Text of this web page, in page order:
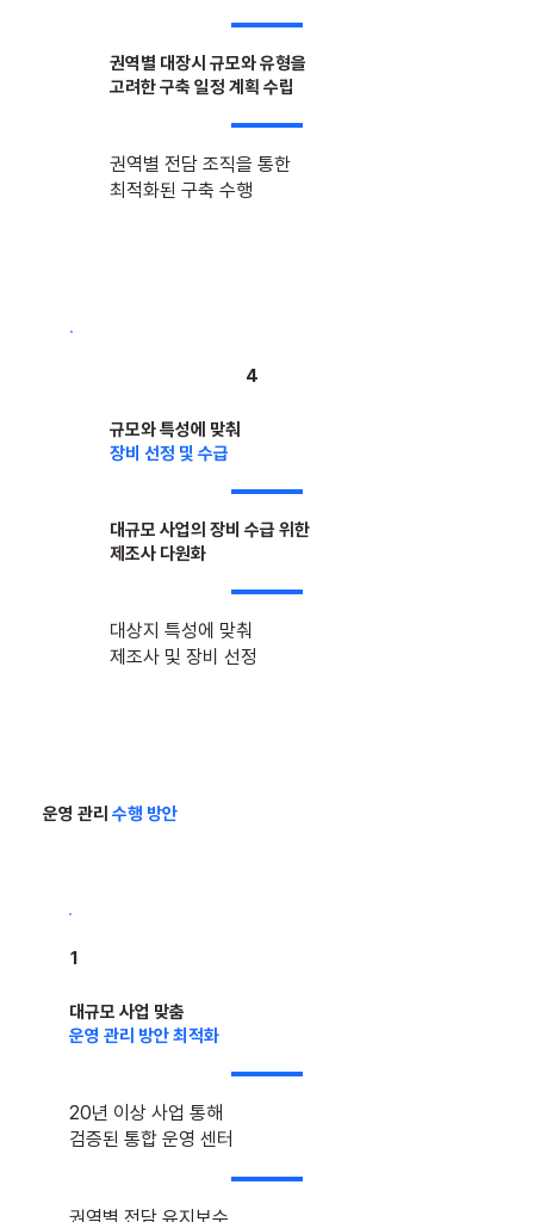
권역별 대장시 규모와 유형을
고려한 구축 일정 계획 수립
권역별 전담 조직을 통한
​최적화된 구축 수행
4
규모와 특성에 맞춰
장비 선정 및 수급
대규모 사업의 장비 수급 위한
제조사 다원화
대상지 특성에 맞춰
제조사 및 장비 선정
1
대규모 사업 맞춤
운영 관리 방안 최적화
20년 이상 사업 통해
검증된 통합 운영 센터
운영 관리 수행 방안